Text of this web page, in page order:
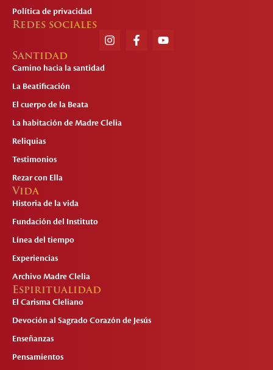
Política de privacidad
Redes sociales
Santidad
Camino hacia la santidad
La Beatificación
El cuerpo de la Beata
La habitación de Madre Clelia
Reliquias
Testimonios
Rezar con Ella
Vida
Historia de la vida
Fundación del Instituto
Línea del tiempo
Experiencias
Archivo Madre Clelia
Espiritualidad
El Carisma Cleliano
Devoción al Sagrado Corazón de Jesús
Enseñanzas
Pensamientos